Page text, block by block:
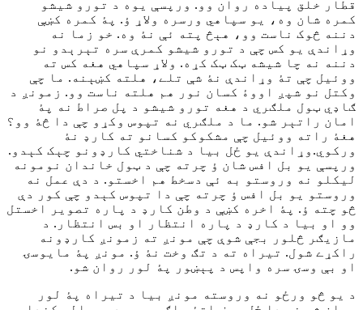
قطار خلق پياده روان وو. ورپسې يوه د تورو شيشو
کمره شان وه، يو سپاهي ورسره ولاړ ؤ. پۀ کمره کښې
دننه څوک ناست وو، هېڅ پته ئې نۀ وه. خو زما نه
وړاندې يو کس چې د تورو شيشو کمرې سره تېرېدو نو
دننه نه چا شيشه ټک ټک کړه. ولاړ سپاهي هغه کس ته
ووئيل چې تۀ وړاندې نۀ شې تلے، هلته کښېنه. ما چې
وکتل نو شپږ اووۀ کسان نور هم هلته ناست وو. زمونږ د
ګاډي ټول ملګري د هغه تورو شيشو د پل صراط نه پۀ
امان راتېر شو. ما د ملګري نه تپوس وکړو چې دا څۀ وو؟
هغۀ راته ووئيل چې مشکوکو کسانو ته کارډ نۀ
ورکوي.وړاندې یو ځل بیا د شناختي کارډونو چېک کېدو.
ورپسې یو بل افس شان ؤ چرته چې د ټول خاندان نومونه
لیکلو نه وروستو به ئې دسخط هم اخستو. د دې عمل نه
وروستو یو بل افس ؤ چرته چې دا تپوس کېدو چې کور دې
څو چته ؤ. پۀ اخره کښې د وطن کارډ د پاره تصویر اخستل
وو او بیا د کارډ د پاره انتظار او بس انتظار. د
مازیګر څلور بجې شوې چې مونږ ته زمونږ کارډونه
راکړے شول. تیراه ته د تګ وخت نۀ ؤ. مونږ پۀ مایوسۍ
او بې وسۍ سره واپس د پېښور پۀ لور روان شو.
د یو څو ورځو نه وروسته مونږ بیا د تیراه پۀ لور